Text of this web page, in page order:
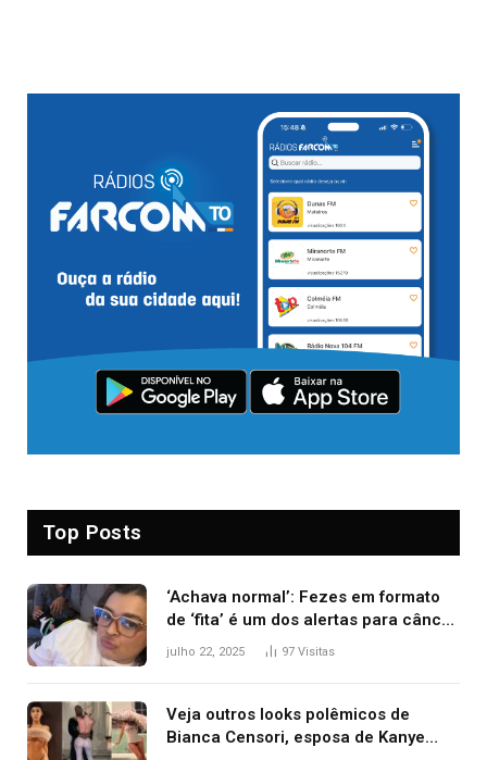
Top Posts
‘Achava normal’: Fezes em formato
de ‘fita’ é um dos alertas para câncer
colorretal; relembre fala de Preta Gil
julho 22, 2025 97 Visitas
Veja outros looks polêmicos de
Bianca Censori, esposa de Kanye